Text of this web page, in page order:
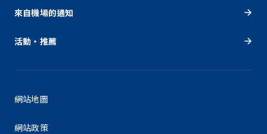
來自機場的通知
活動・推薦
網站地圖
網站政策